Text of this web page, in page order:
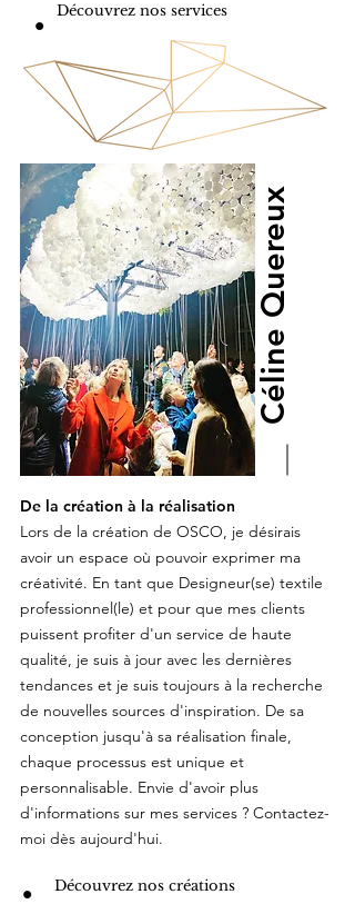
Découvrez nos services
Céline Quereux
De la création à la réalisation
Lors de la création de OSCO, je désirais
avoir un espace où pouvoir exprimer ma
créativité. En tant que Designeur(se) textile
professionnel(le) et pour que mes clients
puissent profiter d'un service de haute
qualité, je suis à jour avec les dernières
tendances et je suis toujours à la recherche
de nouvelles sources d'inspiration. De sa
conception jusqu'à sa réalisation finale,
chaque processus est unique et
personnalisable. Envie d'avoir plus
d'informations sur mes services ? Contactez-
moi dès aujourd'hui.
Découvrez nos créations